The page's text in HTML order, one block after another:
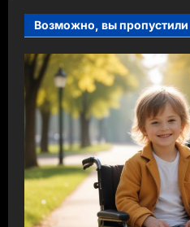
Возможно, вы пропустили